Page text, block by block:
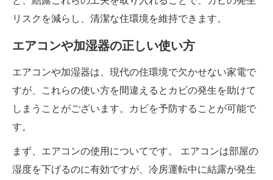
リスクを減らし、清潔な住環境を維持できます。
エアコンや加湿器の正しい使い方
エアコンや加湿器は、現代の住環境で欠かせない家電で
すが、これらの使い方を間違えるとカビの発生を助けて
しまうことがございます。カビを予防することが可能で
す。
まず、エアコンの使用についてです。 エアコンは部屋の
湿度を下げるのに有効ですが、冷房運転中に結露が発生